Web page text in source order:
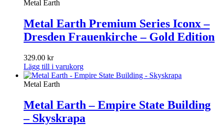
Metal Earth
Metal Earth Premium Series Iconx –
Dresden Frauenkirche – Gold Edition
329.00 kr
Lägg till i varukorg
Metal Earth
Metal Earth – Empire State Building
– Skyskrapa